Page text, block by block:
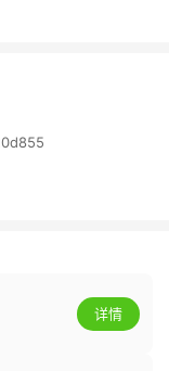
详情